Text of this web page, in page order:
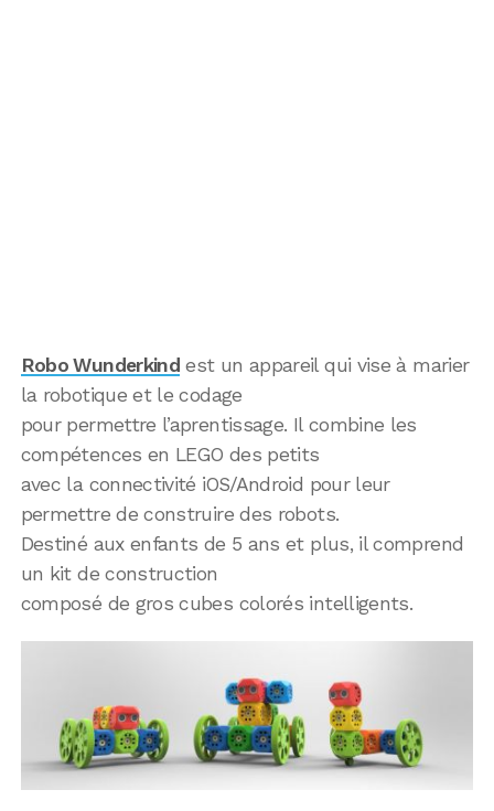
Robo Wunderkind est un appareil qui vise à marier
la robotique et le codage
pour permettre l’aprentissage. Il combine les
compétences en LEGO des petits
avec la connectivité iOS/Android pour leur
permettre de construire des robots.
Destiné aux enfants de 5 ans et plus, il comprend
un kit de construction
composé de gros cubes colorés intelligents.